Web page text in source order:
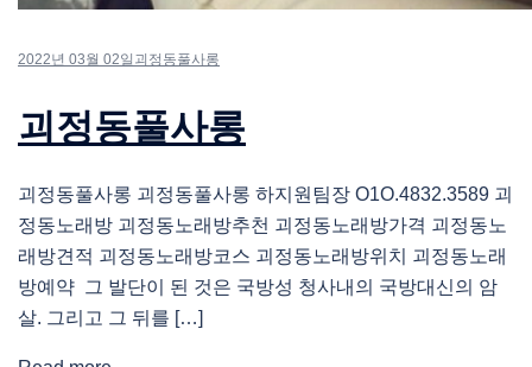
2022년 03월 02일 괴정동풀사롱
괴정동풀사롱
괴정동풀사롱 괴정동풀사롱 하지원팀장 O1O.4832.3589 괴
정동노래방 괴정동노래방추천 괴정동노래방가격 괴정동노
래방견적 괴정동노래방코스 괴정동노래방위치 괴정동노래
방예약 그 발단이 된 것은 국방성 청사내의 국방대신의 암
살. 그리고 그 뒤를 […]